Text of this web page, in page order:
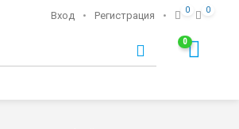
Вход • Регистрация • 0 0
0